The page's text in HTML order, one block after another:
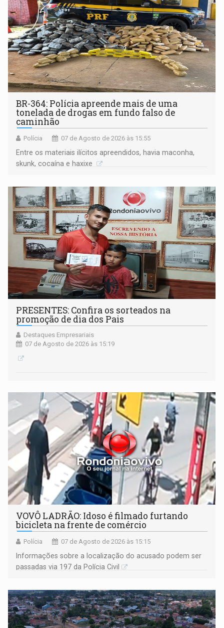
BR-364: Polícia apreende mais de uma
tonelada de drogas em fundo falso de
caminhão
Polícia 07 de Agosto de 2026 às 15:55
Entre os materiais ilícitos apreendidos, havia maconha,
skunk, cocaína e haxixe
PRESENTES: Confira os sorteados na
promoção de dia dos Pais
Destaques Empresariais
07 de Agosto de 2026 às 15:19
VOVÔ LADRÃO: Idoso é filmado furtando
bicicleta na frente de comércio
Polícia 07 de Agosto de 2026 às 15:15
Informações sobre a localização do acusado podem ser
passadas via 197 da Polícia Civil